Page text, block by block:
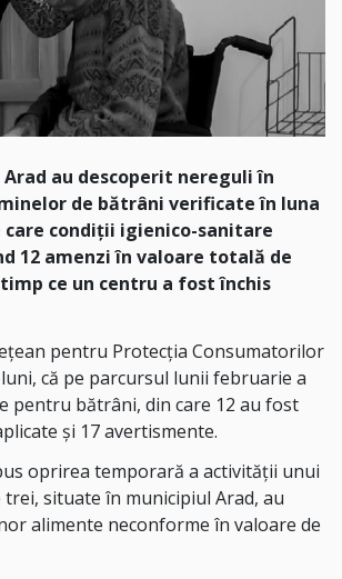
au descoperit nereguli în
de bătrâni verificate în luna
condiţii igienico-sanitare
12 amenzi în valoare totală de
timp ce un centru a fost închis
pentru Protecţia Consumatorilor
că pe parcursul lunii februarie a
pentru bătrâni, din care 12 au fost
şi 17 avertismente.
oprirea temporară a activităţii unui
situate în municipiul Arad, au
alimente neconforme în valoare de